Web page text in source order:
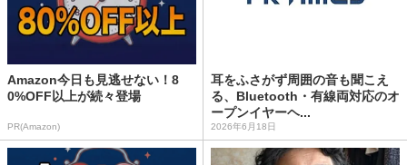
Amazon今日も見逃せない！8
0%OFF以上が続々登場
PR(Amazon)
耳をふさがず周囲の音も聞こえ
る、Bluetooth・有線両対応のオ
ープンイヤーヘ...
2026年6月18日